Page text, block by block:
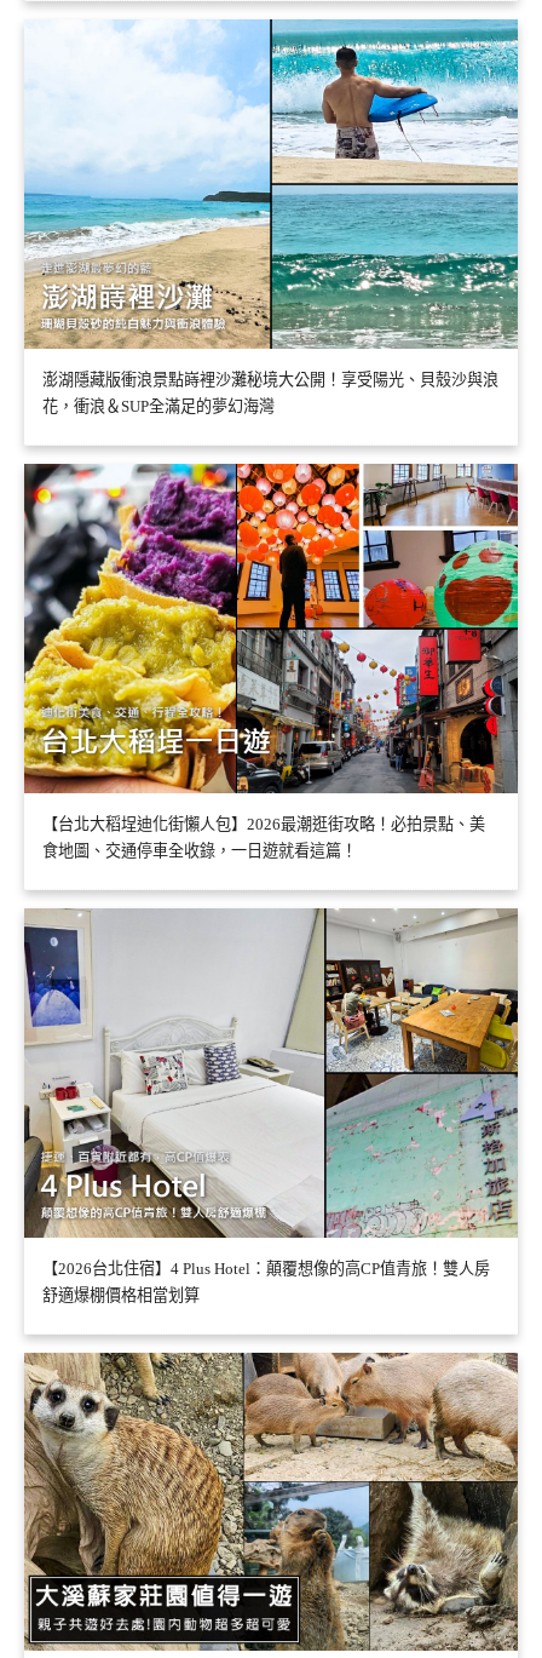
澎湖隱藏版衝浪景點嵵裡沙灘秘境大公開！享受陽光、貝殼沙與浪
花，衝浪＆SUP全滿足的夢幻海灣
【台北大稻埕迪化街懶人包】2026最潮逛街攻略！必拍景點、美
食地圖、交通停車全收錄，一日遊就看這篇！
【2026台北住宿】4 Plus Hotel：顛覆想像的高CP值青旅！雙人房
舒適爆棚價格相當划算